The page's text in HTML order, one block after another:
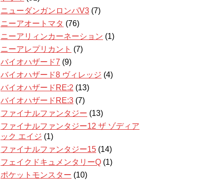
ニューダンガンロンパV3 (7)
ニーアオートマタ (76)
ニーアリィンカーネーション (1)
ニーアレプリカント (7)
バイオハザード7 (9)
バイオハザード8 ヴィレッジ (4)
バイオハザードRE:2 (13)
バイオハザードRE:3 (7)
ファイナルファンタジー (13)
ファイナルファンタジー12 ザ ゾディア
ック エイジ (1)
ファイナルファンタジー15 (14)
フェイクドキュメンタリーQ (1)
ポケットモンスター (10)